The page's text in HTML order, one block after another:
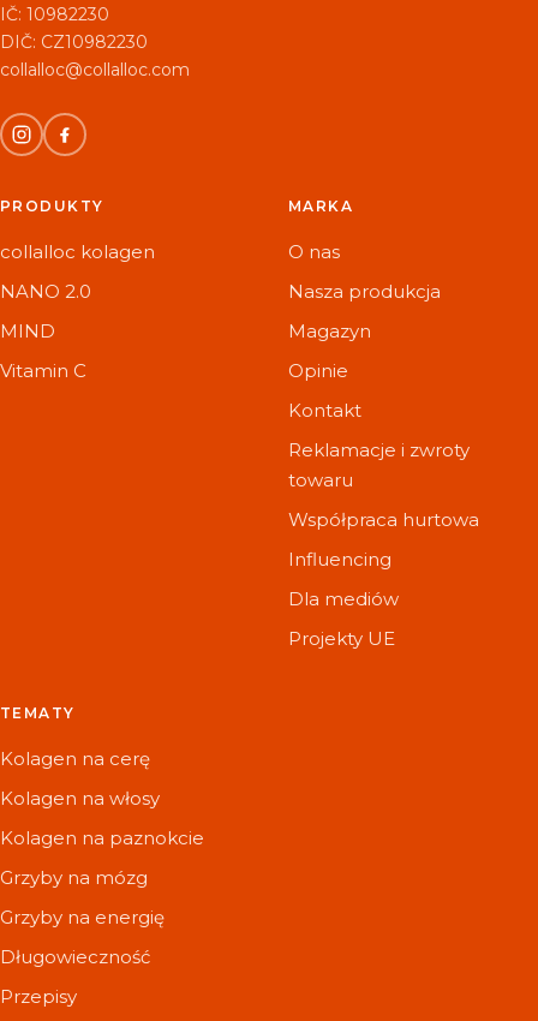
IČ: 10982230
DIČ: CZ10982230
collalloc@collalloc.com
PRODUKTY
collalloc kolagen
NANO 2.0
MIND
Vitamin C
MARKA
O nas
Nasza produkcja
Magazyn
Opinie
Kontakt
Reklamacje i zwroty
towaru
Współpraca hurtowa
Influencing
Dla mediów
Projekty UE
TEMATY
Kolagen na cerę
Kolagen na włosy
Kolagen na paznokcie
Grzyby na mózg
Grzyby na energię
Długowieczność
Przepisy